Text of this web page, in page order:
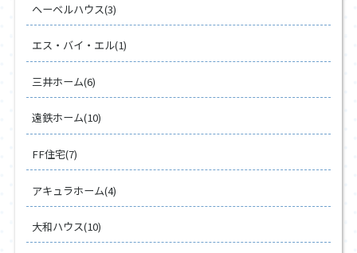
ヘーベルハウス(3)
エス・バイ・エル(1)
三井ホーム(6)
遠鉄ホーム(10)
FF住宅(7)
アキュラホーム(4)
大和ハウス(10)